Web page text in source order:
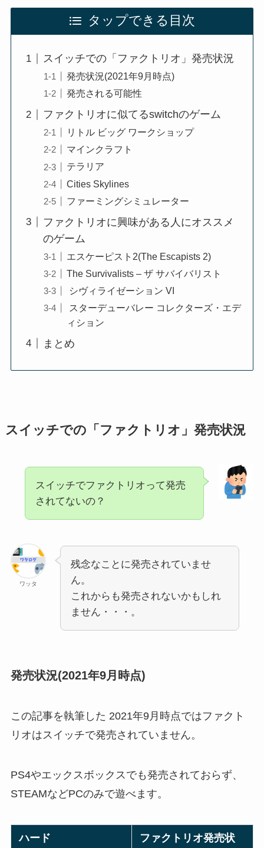
タップできる目次
スイッチでの「ファクトリオ」発売状況
発売状況(2021年9月時点)
発売される可能性
ファクトリオに似てるswitchのゲーム
リトル ビッグ ワークショップ
マインクラフト
テラリア
Cities Skylines
ファーミングシミュレーター
ファクトリオに興味がある人にオススメ
のゲーム
エスケーピスト2(The Escapists 2)
The Survivalists – ザ サバイバリスト
シヴィライゼーション VI
スターデューバレー コレクターズ・エデ
ィション
まとめ
スイッチでの「ファクトリオ」発売状況
スイッチでファクトリオって発売
されてないの？
ワッタ
残念なことに発売されていませ
ん。
これからも発売されないかもしれ
ません・・・。
発売状況(2021年9月時点)
この記事を執筆した 2021年9月時点ではファクト
リオはスイッチで発売されていません。
PS4やエックスボックスでも発売されておらず、
STEAMなどPCのみで遊べます。
ハード
ファクトリオ発売状